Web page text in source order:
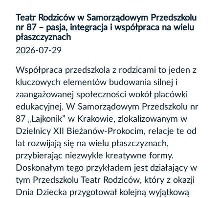
Teatr Rodziców w Samorządowym Przedszkolu
nr 87 – pasja, integracja i współpraca na wielu
płaszczyznach
2026-07-29
Współpraca przedszkola z rodzicami to jeden z
kluczowych elementów budowania silnej i
zaangażowanej społeczności wokół placówki
edukacyjnej. W Samorządowym Przedszkolu nr
87 „Lajkonik” w Krakowie, zlokalizowanym w
Dzielnicy XII Bieżanów-Prokocim, relacje te od
lat rozwijają się na wielu płaszczyznach,
przybierając niezwykle kreatywne formy.
Doskonałym tego przykładem jest działający w
tym Przedszkolu Teatr Rodziców, który z okazji
Dnia Dziecka przygotował kolejną wyjątkową